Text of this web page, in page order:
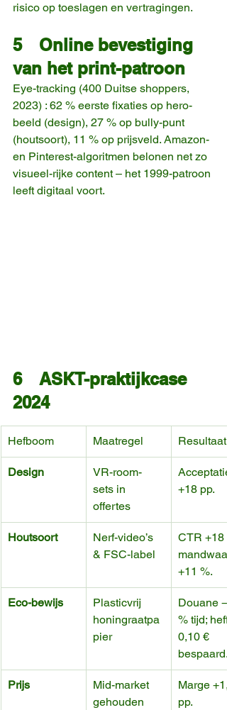
risico op toeslagen en vertragingen.
5 Online bevestiging
van het print-patroon
Eye-tracking (400 Duitse shoppers,
2023) : 62 % eerste fixaties op hero-
beeld (design), 27 % op bully-punt
(houtsoort), 11 % op prijsveld. Amazon-
en Pinterest-algoritmen belonen net zo
visueel-rijke content – het 1999-patroon
leeft digitaal voort.
6 ASKT-praktijkcase
2024
Hefboom Maatregel Resultaat
Design
VR-room-
sets in
offertes
Acceptatie
+18 pp.
Houtsoort
Nerf-video’s
& FSC-label
CTR +18
+11 %.
Eco-bewijs
Plasticvrij
honingraatpa
pier
Douane
% tijd;
0,10 €
bespaard.
Prijs
Mid-market
gehouden
Marge
pp.